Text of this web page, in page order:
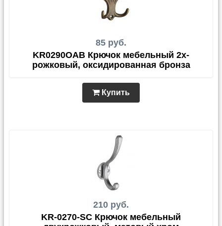
85 руб.
KR0290OAB Крючок мебельный 2х-
рожковый, оксидированная бронза
Купить
210 руб.
KR-0270-SC Крючок мебельный